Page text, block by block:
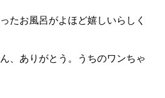
たお風呂がよほど嬉しいらしく
、ありがとう。うちのワンちゃ